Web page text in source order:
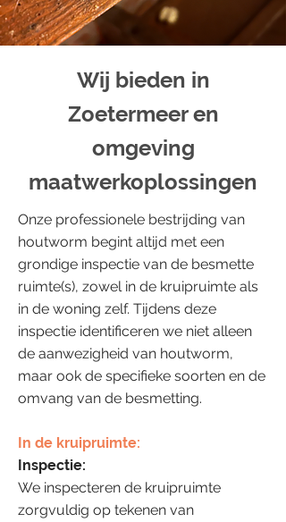
Wij bieden in
Zoetermeer en
omgeving
maatwerkoplossingen
Onze professionele bestrijding van
houtworm begint altijd met een
grondige inspectie van de besmette
ruimte(s), zowel in de kruipruimte als
in de woning zelf. Tijdens deze
inspectie identificeren we niet alleen
de aanwezigheid van houtworm,
maar ook de specifieke soorten en de
omvang van de besmetting.
In de kruipruimte:
Inspectie:
We inspecteren de kruipruimte
zorgvuldig op tekenen van